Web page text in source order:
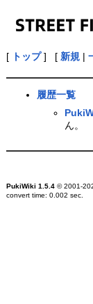
[ トップ] [ 新規|
履歴一覧
ん。
PukiWiki 1.5.4© 2001-
convert time: 0.002 sec.